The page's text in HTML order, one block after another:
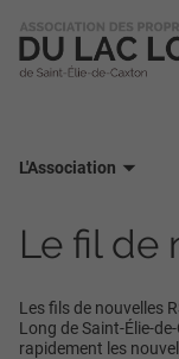
L'Association
Le fil de
Les fils de nouvelles
Long de Saint-Élie-
rapidement les